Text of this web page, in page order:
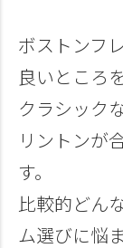
ボストンフ
良いところ
クラシック
リントンが
す。
比較的どん
ム選びに悩